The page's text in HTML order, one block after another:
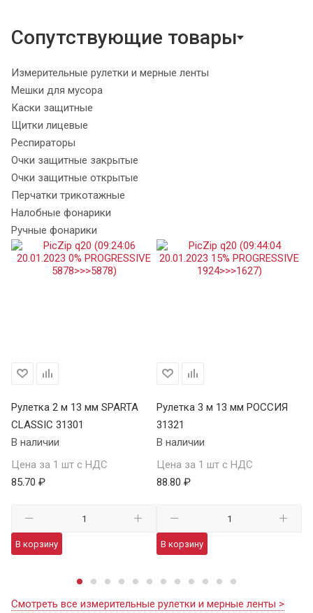
Сопутствующие товары
Измерительные рулетки и мерные ленты
Мешки для мусора
Каски защитные
Щитки лицевые
Респираторы
Очки защитные закрытые
Очки защитные открытые
Перчатки трикотажные
Налобные фонарики
Ручные фонарики
Рулетка 2 м 13 мм SPARTA
CLASSIC 31301
В наличии
Цена за 1 шт с НДС
85.70 ₽
В корзину
Рулетка 3 м 13 мм РОССИЯ
31321
В наличии
Цена за 1 шт с НДС
88.80 ₽
В корзину
Смотреть все измерительные рулетки и мерные ленты >